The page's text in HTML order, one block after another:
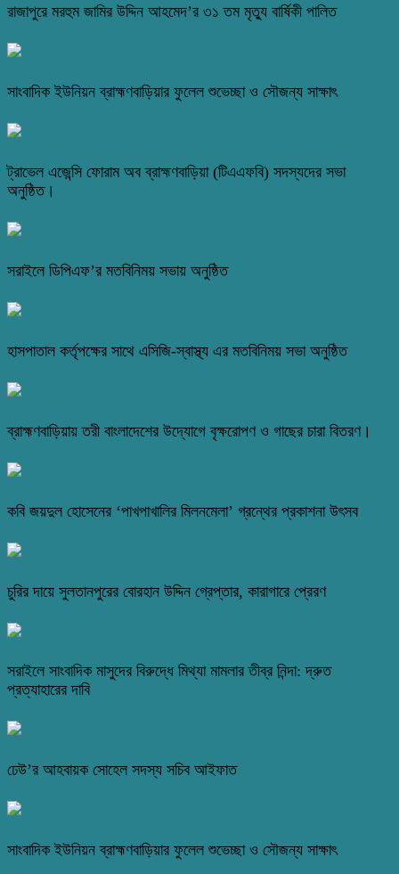
রাজাপুরে মরহুম জামির উদ্দিন আহমেদ’র ৩১ তম মৃত্যু বার্ষিকী পালিত
সাংবাদিক ইউনিয়ন ব্রাহ্মণবাড়িয়ার ফুলেল শুভেচ্ছা ও সৌজন্য সাক্ষাৎ
ট্রাভেল এজেন্সি ফোরাম অব ব্রাহ্মণবাড়িয়া (টিএএফবি) সদস্যদের সভা
অনুষ্ঠিত।
সরাইলে ডিপিএফ’র মতবিনিময় সভায় অনুষ্ঠিত
হাসপাতাল কর্তৃপক্ষের সাথে এসিজি-স্বাস্থ্য এর মতবিনিময় সভা অনুষ্ঠিত
ব্রাহ্মণবাড়িয়ায় তরী বাংলাদেশের উদ্যোগে বৃক্ষরোপণ ও গাছের চারা বিতরণ।
কবি জয়দুল হোসেনের ‘পাখপাখালির মিলনমেলা’ গ্রন্থের প্রকাশনা উৎসব
চুরির দায়ে সুলতানপুরের বোরহান উদ্দিন গ্রেপ্তার, কারাগারে প্রেরণ
সরাইলে সাংবাদিক মাসুদের বিরুদ্ধে মিথ্যা মামলার তীব্র নিন্দা: দ্রুত
প্রত্যাহারের দাবি
ঢেউ’র আহবায়ক সোহেল সদস্য সচিব আইফাত
সাংবাদিক ইউনিয়ন ব্রাহ্মণবাড়িয়ার ফুলেল শুভেচ্ছা ও সৌজন্য সাক্ষাৎ